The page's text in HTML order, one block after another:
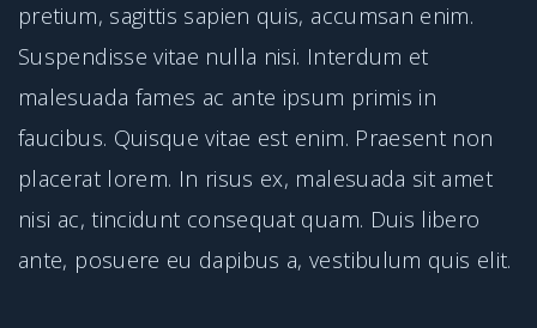
pretium, sagittis sapien quis, accumsan enim.
Suspendisse vitae nulla nisi. Interdum et
malesuada fames ac ante ipsum primis in
faucibus. Quisque vitae est enim. Praesent non
placerat lorem. In risus ex, malesuada sit amet
nisi ac, tincidunt consequat quam. Duis libero
ante, posuere eu dapibus a, vestibulum quis elit.